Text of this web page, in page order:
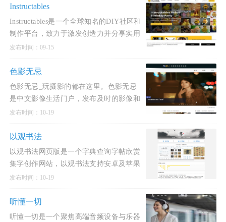
公示和报名中国内地的所有W
Instructables
Instructables是一个全球知名的DIY社区和
制作平台，致力于激发创造力并分享实用
的项目教程。自2005年创立以来，
艺术家和教育者的灵感源泉，提供从简单
手工到高科技制作的丰富内容
发布时间：09-15
色影无忌
色影无忌_玩摄影的都在这里。色影无忌
是中文影像生活门户，发布及时的影像和
摄影行业动态新闻和权威的器材评测和产
影技巧交流与分享，拥有活
发布时间：10-19
以观书法
以观书法网页版是一个字典查询字帖欣赏
集字创作网站，以观书法支持安卓及苹果
手机app。以古为鉴，观复知常。酷奇猫
美，学习书法之道。以观书法是一本中国
书法大字典，可查询行、草、隶、
发布时间：10-19
听懂一切
听懂一切是一个聚焦高端音频设备与乐器